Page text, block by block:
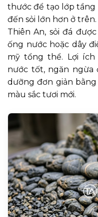
thước để tạo lớp tầng
đến sỏi lớn hơn ở
Thiên An, sỏi đá
ống nước hoặc dây
mỹ tổng thể. Lợi
nước tốt, ngăn ngừa
dưỡng đơn giản
màu sắc tươi mới.